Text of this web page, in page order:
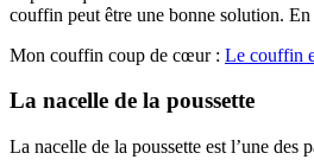
couffin peut être une bonne solution.
Mon couffin coup de cœur : Le couffin
La nacelle de la poussette
La nacelle de la poussette est l’une des